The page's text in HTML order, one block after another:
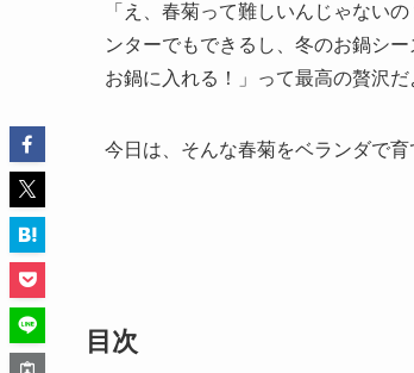
「え、春菊って難しいんじゃない
ンターでもできるし、冬のお鍋シ
お鍋に入れる！」って最高の贅沢だ
今日は、そんな春菊をベランダで
目次